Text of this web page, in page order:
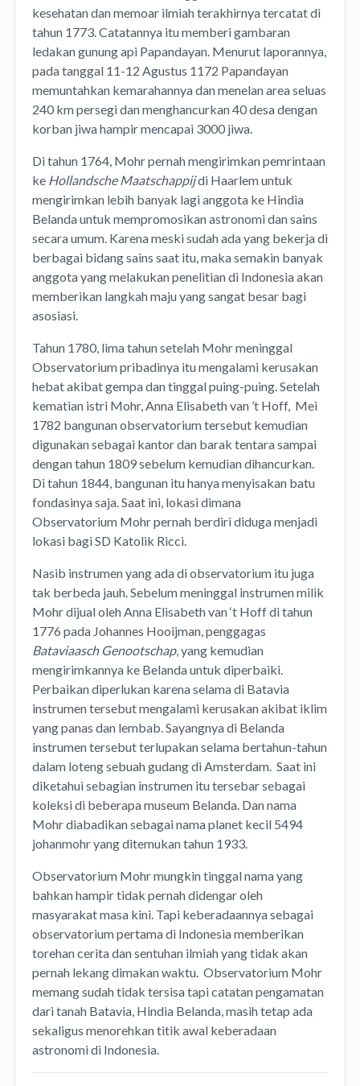
kesehatan dan memoar ilmiah terakhirnya tercatat di
tahun 1773. Catatannya itu memberi gambaran
ledakan gunung api Papandayan. Menurut laporannya,
pada tanggal 11-12 Agustus 1172 Papandayan
memuntahkan kemarahannya dan menelan area seluas
240 km persegi dan menghancurkan 40 desa dengan
korban jiwa hampir mencapai 3000 jiwa.
Di tahun 1764, Mohr pernah mengirimkan pemrintaan
ke Hollandsche Maatschappijdi Haarlem untuk
mengirimkan lebih banyak lagi anggota ke Hindia
Belanda untuk mempromosikan astronomi dan sains
secara umum. Karena meski sudah ada yang bekerja di
berbagai bidang sains saat itu, maka semakin banyak
anggota yang melakukan penelitian di Indonesia akan
memberikan langkah maju yang sangat besar bagi
asosiasi.
Tahun 1780, lima tahun setelah Mohr meninggal
Observatorium pribadinya itu mengalami kerusakan
hebat akibat gempa dan tinggal puing-puing. Setelah
kematian istri Mohr, Anna Elisabeth van ’t Hoff, Mei
1782 bangunan observatorium tersebut kemudian
digunakan sebagai kantor dan barak tentara sampai
dengan tahun 1809 sebelum kemudian dihancurkan.
Di tahun 1844, bangunan itu hanya menyisakan batu
fondasinya saja. Saat ini, lokasi dimana
Observatorium Mohr pernah berdiri diduga menjadi
lokasi bagi SD Katolik Ricci.
Nasib instrumen yang ada di observatorium itu juga
tak berbeda jauh. Sebelum meninggal instrumen milik
Mohr dijual oleh Anna Elisabeth van ‘t Hoff di tahun
1776 pada Johannes Hooijman, penggagas
Bataviaasch Genootschap, yang kemudian
mengirimkannya ke Belanda untuk diperbaiki.
Perbaikan diperlukan karena selama di Batavia
instrumen tersebut mengalami kerusakan akibat iklim
yang panas dan lembab. Sayangnya di Belanda
instrumen tersebut terlupakan selama bertahun-tahun
dalam loteng sebuah gudang di Amsterdam. Saat ini
diketahui sebagian instrumen itu tersebar sebagai
koleksi di beberapa museum Belanda. Dan nama
Mohr diabadikan sebagai nama planet kecil 5494
johanmohr yang ditemukan tahun 1933.
Observatorium Mohr mungkin tinggal nama yang
bahkan hampir tidak pernah didengar oleh
masyarakat masa kini. Tapi keberadaannya sebagai
observatorium pertama di Indonesia memberikan
torehan cerita dan sentuhan ilmiah yang tidak akan
pernah lekang dimakan waktu. Observatorium Mohr
memang sudah tidak tersisa tapi catatan pengamatan
dari tanah Batavia, Hindia Belanda, masih tetap ada
sekaligus menorehkan titik awal keberadaan
astronomi di Indonesia.